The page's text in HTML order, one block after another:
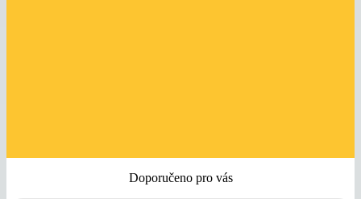
Doporučeno pro vás